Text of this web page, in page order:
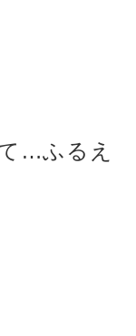
…ふるえ